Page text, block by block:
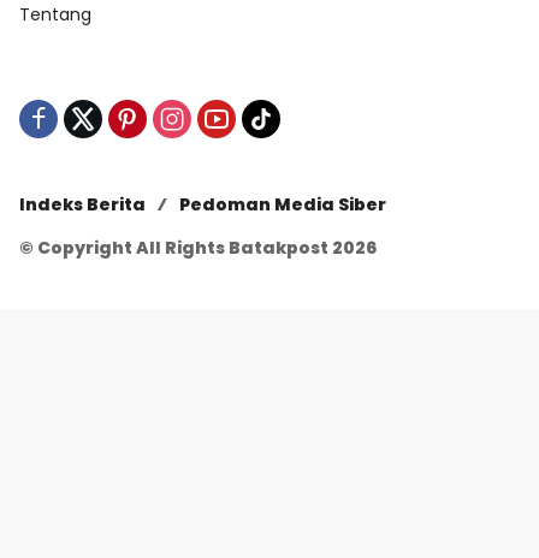
Tentang
Indeks Berita
Pedoman Media Siber
© Copyright All Rights Batakpost 2026